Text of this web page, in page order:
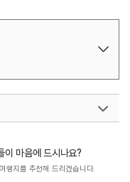
이 마음에 드시나요?
행지를 추천해 드리겠습니다.